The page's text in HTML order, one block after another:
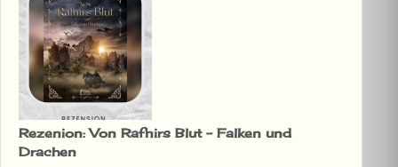
Rezenion: Von Rafnirs Blut – Falken und
Drachen